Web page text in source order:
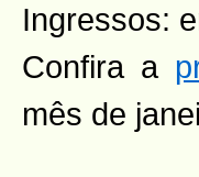
Ingressos:
Confira a
mês de